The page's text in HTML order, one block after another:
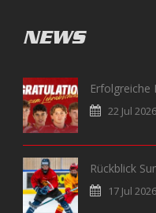
NEWS
Erfolgreiche
22 Jul 2026
Rückblick
17 Jul 2026